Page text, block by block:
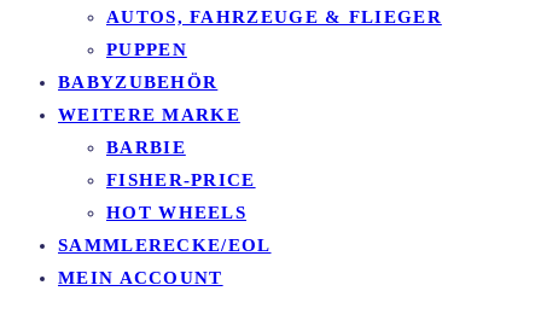
AUTOS, FAHRZEUGE & FLIEGER
PUPPEN
BABYZUBEHÖR
WEITERE MARKE
BARBIE
FISHER-PRICE
HOT WHEELS
SAMMLERECKE/EOL
MEIN ACCOUNT